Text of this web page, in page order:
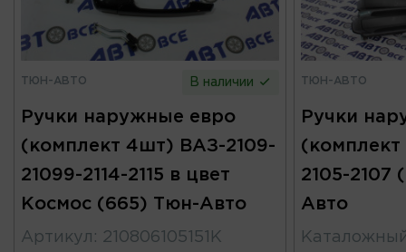
ТЮН-АВТО В наличии
Ручки наружные евро
(комплект 4шт) ВАЗ-2109-
21099-2114-2115 в цвет
Космос (665) Тюн-Авто
Артикул : 210806105151К
ТЮН-АВТО
Ручки
2105-2107
Авто